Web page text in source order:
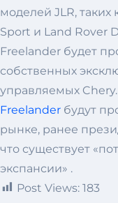
моделей JLR, таких
Sport и Land Rover
Freelander будет
собственных
управляемых
Freelander будут
рынке, ранее
что существует
экспансии» .
Post Views: 183